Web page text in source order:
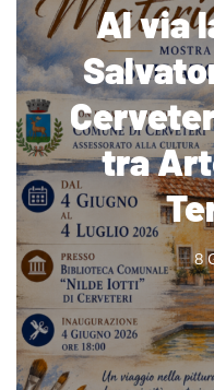
Al via
tra
8